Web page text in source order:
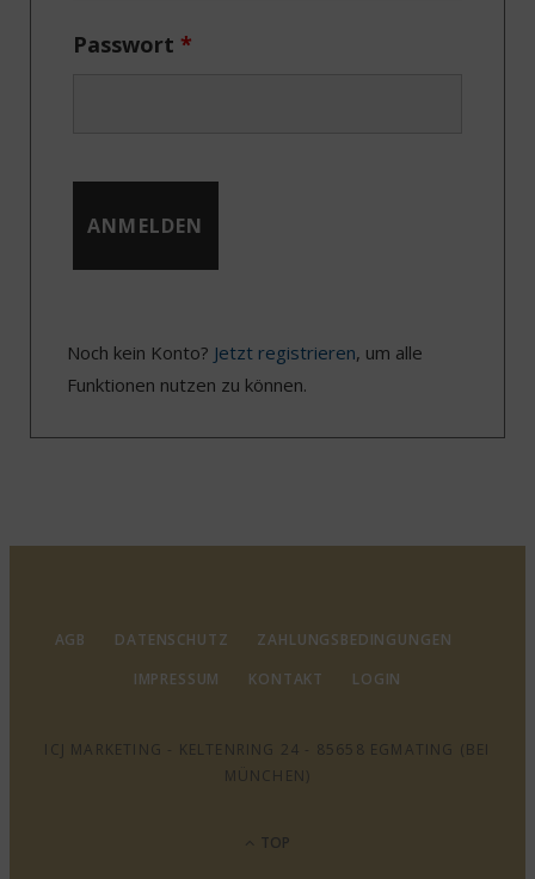
Passwort *
Noch kein Konto? Jetzt registrieren, um alle
Funktionen nutzen zu können.
AGB DATENSCHUTZ
ZAHLUNGSBEDINGUNGEN
IMPRESSUM
KONTAKT LOGIN
ICJ MARKETING - KELTENRING 24 - 85658 EGMATING (BEI
MÜNCHEN)
TOP